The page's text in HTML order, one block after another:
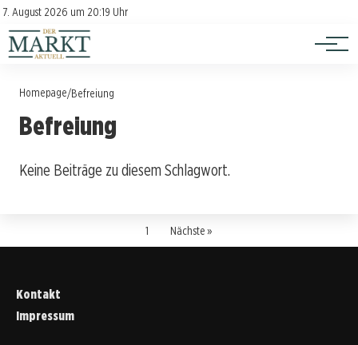
7. August 2026 um 20:19 Uhr
Kontakt
Impressum
Investition
Verbraucherschutz
Homepage/Befreiung
Befreiung
Keine Beiträge zu diesem Schlagwort.
1 Nächste »
Kontakt
Impressum